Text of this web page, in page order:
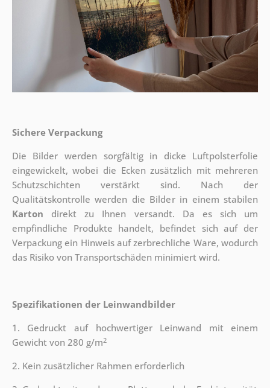
Sichere Verpackung
Die Bilder werden sorgfältig in dicke Luftpolsterfolie
eingewickelt, wobei die Ecken zusätzlich mit mehreren
Schutzschichten verstärkt sind. Nach der
Qualitätskontrolle werden die Bilder in einem stabilen
Karton direkt zu Ihnen versandt. Da es sich um
empfindliche Produkte handelt, befindet sich auf der
Verpackung ein Hinweis auf zerbrechliche Ware, wodurch
das Risiko von Transportschäden minimiert wird.
Spezifikationen der Leinwandbilder
1. Gedruckt auf hochwertiger Leinwand mit einem
Gewicht von 280 g/m2
2. Kein zusätzlicher Rahmen erforderlich